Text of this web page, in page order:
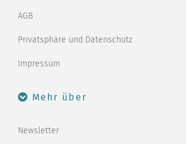
AGB
Privatsphäre und Datenschutz
Impressum
Mehr über
Newsletter